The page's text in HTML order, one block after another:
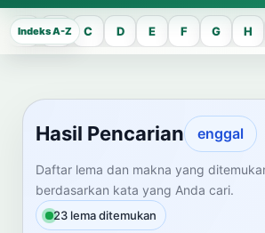
KBJI WORKSPACE
Hasil
Temukan lema Jawa dan maknanya dalam
mengelola data Kamus Bahasa Jawa-
CARI LEMA JAWA
Masukkan kata Jawa
A B C D E F G H
Hasil Pencarian enggal
Daftar lema dan makna yang
berdasarkan kata yang Anda cari.
23 lema ditemukan